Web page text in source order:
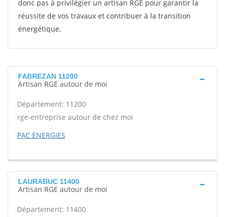
donc pas à privilégier un artisan RGE pour garantir la
réussite de vos travaux et contribuer à la transition
énergétique.
FABREZAN 11200
Artisan RGE autour de moi
Département: 11200
rge-entreprise autour de chez moi
PAC ENERGIES
LAURABUC 11400
Artisan RGE autour de moi
Département: 11400